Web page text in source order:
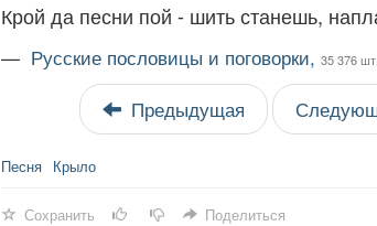
Крой да песни пой - шить станешь,
— Русские пословицы и поговорки, 35 376 шт.
Предыдущая
Песня Крыло
Сохранить Поделиться